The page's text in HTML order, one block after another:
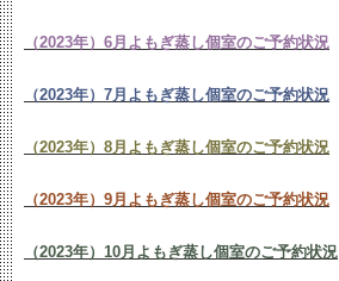
（2023年）6月よもぎ蒸し個室のご予約状況
（2023年）7月よもぎ蒸し個室のご予約状況
（2023年）8月よもぎ蒸し個室のご予約状況
（2023年）9月よもぎ蒸し個室のご予約状況
（2023年）10月よもぎ蒸し個室のご予約状況